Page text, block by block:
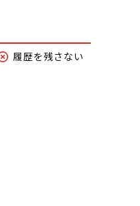
履歴を残さない